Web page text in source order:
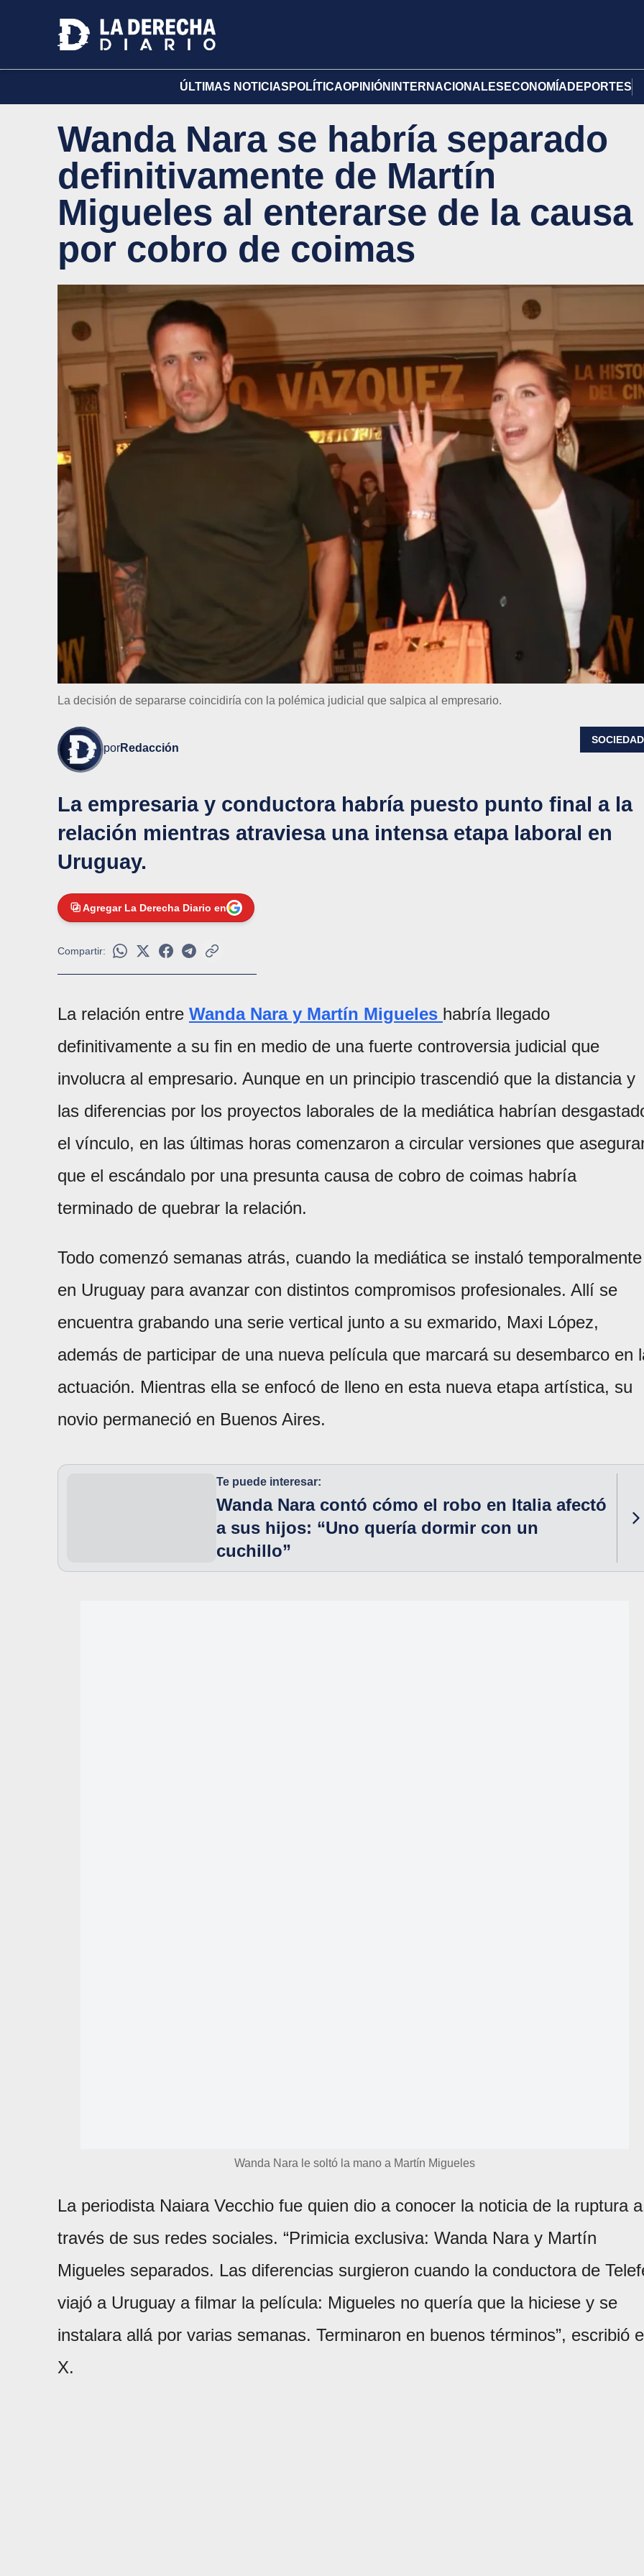
ÚLTIMAS NOTICIAS POLÍTICAOPINIÓN INTERNACIONALES ECONOMÍA DEPORTES
Wanda Nara se habría separado
definitivamente de Martín
Migueles al enterarse de la causa
por cobro de coimas
La decisión de separarse coincidiría con la polémica judicial que salpica al empresario.
porRedacción
SOCIEDAD
La empresaria y conductora habría puesto punto final a la
relación mientras atraviesa una intensa etapa laboral en
Uruguay.
Agregar La Derecha Diario en
Compartir:
La relación entre Wanda Nara y Martín Migueles habría llegado
definitivamente a su fin en medio de una fuerte controversia judicial que
involucra al empresario. Aunque en un principio trascendió que la distancia y
las diferencias por los proyectos laborales de la mediática habrían
el vínculo, en las últimas horas comenzaron a circular versiones que
que el escándalo por una presunta causa de cobro de coimas habría
terminado de quebrar la relación.
Todo comenzó semanas atrás, cuando la mediática se instaló temporalmente
en Uruguay para avanzar con distintos compromisos profesionales. Allí se
encuentra grabando una serie vertical junto a su exmarido, Maxi López,
además de participar de una nueva película que marcará su desembarco en
actuación. Mientras ella se enfocó de lleno en esta nueva etapa artística, su
novio permaneció en Buenos Aires.
Te puede interesar:
Wanda Nara contó cómo el robo en Italia afectó
a sus hijos: “Uno quería dormir con un
cuchillo”
Wanda Nara le soltó la mano a Martín Migueles
La periodista Naiara Vecchio fue quien dio a conocer la noticia de la ruptura a
través de sus redes sociales. “Primicia exclusiva: Wanda Nara y Martín
Migueles separados. Las diferencias surgieron cuando la conductora de
viajó a Uruguay a filmar la película: Migueles no quería que la hiciese y se
instalara allá por varias semanas. Terminaron en buenos términos”, escribió
X.